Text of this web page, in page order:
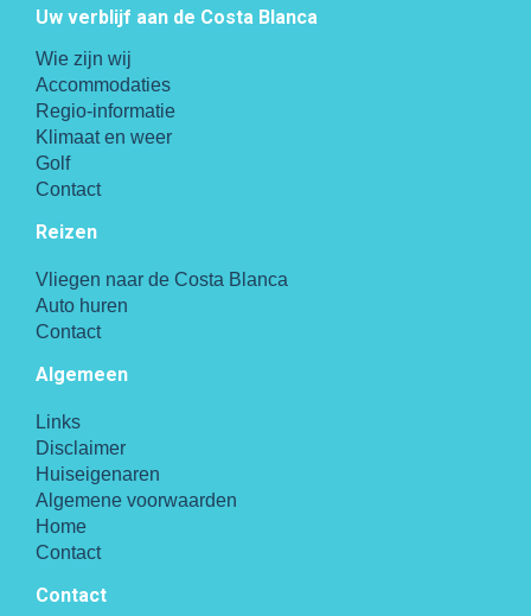
Uw verblijf aan de Costa Blanca
Wie zijn wij
Accommodaties
Regio-informatie
Klimaat en weer
Golf
Contact
Reizen
Vliegen naar de Costa Blanca
Auto huren
Contact
Algemeen
Links
Disclaimer
Huiseigenaren
Algemene voorwaarden
Home
Contact
Contact